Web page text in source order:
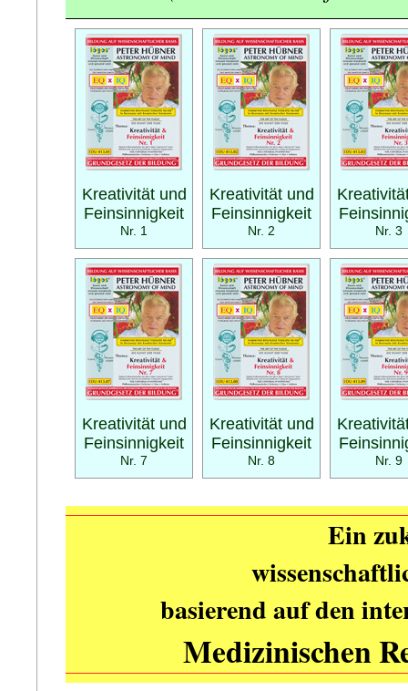
Kreativität und
Feinsinnigkeit
Nr. 1
Kreativität und
Feinsinnigkeit
Nr. 2 Nr. 3
Kreativität und
Feinsinnigkeit
Nr. 7
Kreativität und
Feinsinnigkeit
Nr. 8 Nr. 9
Ein
basierend auf den
Medizinischen